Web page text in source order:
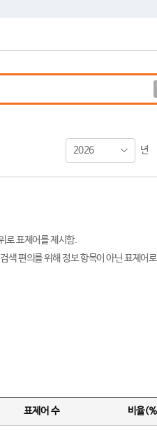
2026 년
로 표제어를 제시함.
색 편의를 위해 정보 항목이 아닌 표제어
표제어 수 비율